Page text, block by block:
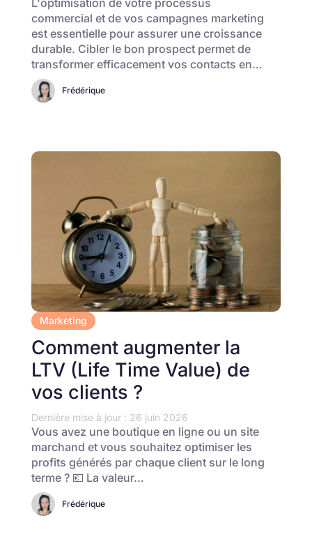
commercial et de vos campagnes marketing
est essentielle pour assurer une croissance
durable. Cibler le bon prospect permet de
transformer efficacement vos contacts en…
Frédérique
Marketing
Comment augmenter la
LTV (Life Time Value) de
vos clients ?
Dernière mise à jour : 26 juin 2026
Vous avez une boutique en ligne ou un site
marchand et vous souhaitez optimiser les
profits générés par chaque client sur le long
terme ? 💶 La valeur…
Frédérique